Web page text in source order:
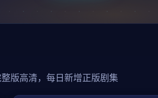
版高清，每日新增正版剧集